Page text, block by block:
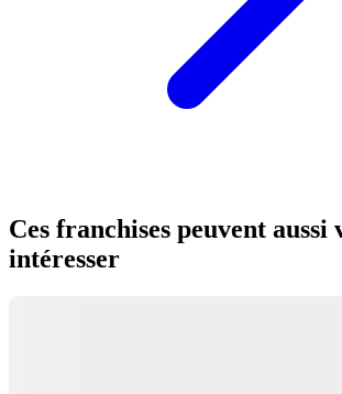
Ces franchises peuvent aussi
intéresser